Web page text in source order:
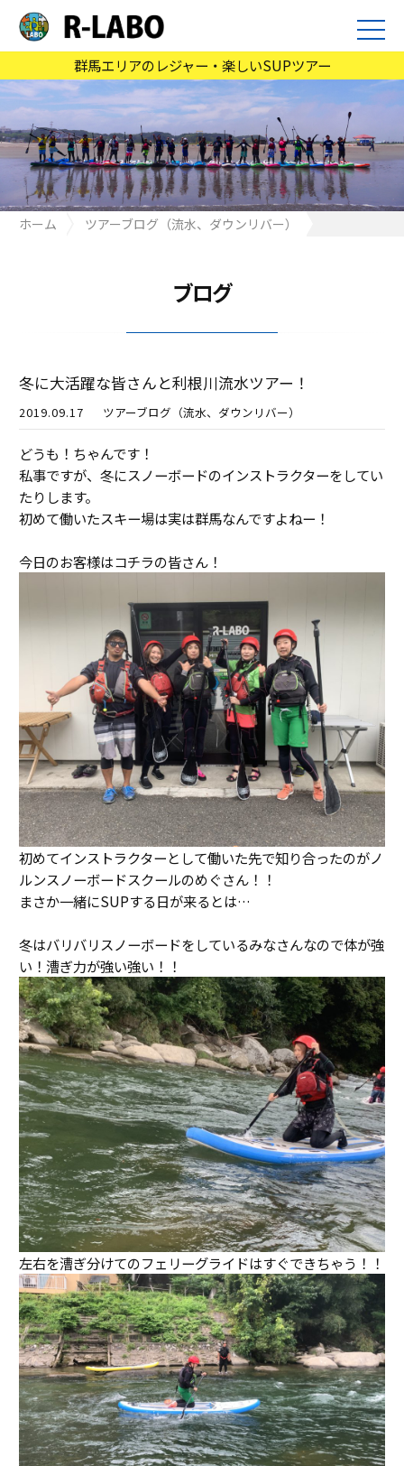
群馬エリアのレジャー・楽しいSUPツアー
ホーム
ツアーブログ（流水、ダウンリバー）
ブログ
冬に大活躍な皆さんと利根川流水ツアー！
2019.09.17 ツアーブログ（流水、ダウンリバー）
どうも！ちゃんです！
私事ですが、冬にスノーボードのインストラクターをしてい
たりします。
初めて働いたスキー場は実は群馬なんですよねー！
今日のお客様はコチラの皆さん！
初めてインストラクターとして働いた先で知り合ったのがノ
ルンスノーボードスクールのめぐさん！！
まさか一緒にSUPする日が来るとは…
冬はバリバリスノーボードをしているみなさんなので体が強
い！漕ぎ力が強い強い！！
左右を漕ぎ分けてのフェリーグライドはすぐできちゃう！！